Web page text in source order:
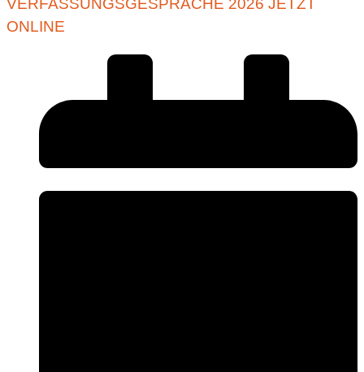
VERFASSUNGSGESPRÄCHE 2026 JETZT
ONLINE